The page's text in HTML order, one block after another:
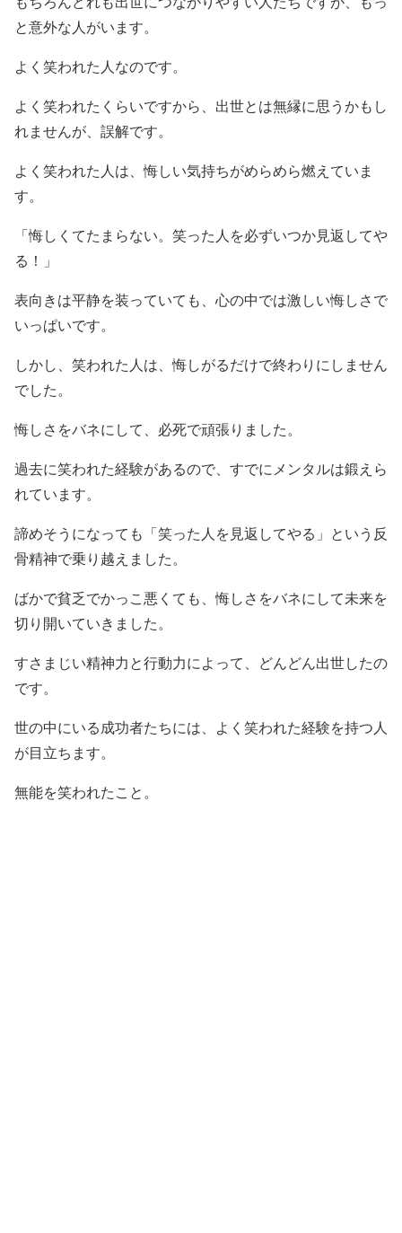
と意外な人がいます。
よく笑われた人なのです。
よく笑われたくらいですから、出世とは無縁に思うかもし
れませんが、誤解です。
よく笑われた人は、悔しい気持ちがめらめら燃えていま
す。
「悔しくてたまらない。笑った人を必ずいつか見返してや
る！」
表向きは平静を装っていても、心の中では激しい悔しさで
いっぱいです。
しかし、笑われた人は、悔しがるだけで終わりにしません
でした。
悔しさをバネにして、必死で頑張りました。
過去に笑われた経験があるので、すでにメンタルは鍛えら
れています。
諦めそうになっても「笑った人を見返してやる」という反
骨精神で乗り越えました。
ばかで貧乏でかっこ悪くても、悔しさをバネにして未来を
切り開いていきました。
すさまじい精神力と行動力によって、どんどん出世したの
です。
世の中にいる成功者たちには、よく笑われた経験を持つ人
が目立ちます。
無能を笑われたこと。